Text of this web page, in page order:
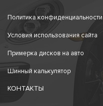
Политика конфиденциальности
Условия использования сайта
Примерка дисков на авто
Шинный калькулятор
КОНТАКТЫ